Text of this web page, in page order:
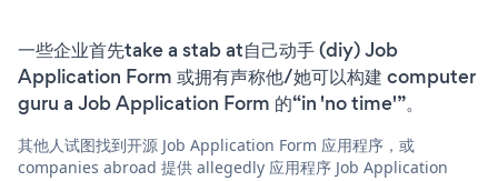
一些企业首先take a stab at自己动手 (diy) Job
Application Form 或拥有声称他/她可以构建 computer
guru a Job Application Form 的“in 'no time'”。
其他人试图找到开源 Job Application Form 应用程序，或
companies abroad 提供 allegedly 应用程序 Job Application